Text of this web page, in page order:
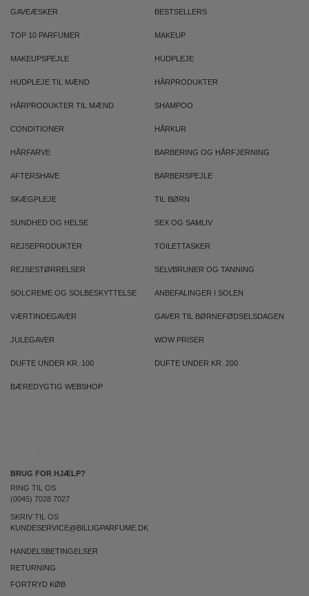
GAVEÆSKER BESTSELLERS
TOP 10 PARFUMER MAKEUP
MAKEUPSPEJLE HUDPLEJE
HUDPLEJE TIL MÆND HÅRPRODUKTER
HÅRPRODUKTER TIL MÆND SHAMPOO
CONDITIONER HÅRKUR
HÅRFARVE BARBERING OG HÅRFJERNING
AFTERSHAVE BARBERSPEJLE
SKÆGPLEJE TIL BØRN
SUNDHED OG HELSE SEX OG SAMLIV
REJSEPRODUKTER TOILETTASKER
REJSESTØRRELSER SELVBRUNER OG TANNING
SOLCREME OG SOLBESKYTTELSE ANBEFALINGER I SOLEN
VÆRTINDEGAVER GAVER TIL BØRNEFØDSELSDAGEN
JULEGAVER WOW PRISER
DUFTE UNDER KR. 100 DUFTE UNDER KR. 200
BÆREDYGTIG WEBSHOP
BRUG FOR HJÆLP?
RING TIL OS
(0045) 7028 7027
SKRIV TIL OS
KUNDESERVICE@BILLIGPARFUME.DK
HANDELSBETINGELSER
RETURNING
FORTRYD KØB